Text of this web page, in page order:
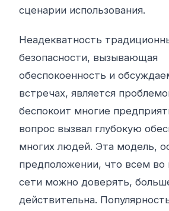
сценарии использования.
Неадекватность
безопасности, вызывающая
обеспокоенность и
встречах, является
беспокоит многие
вопрос вызвал глубокую
многих людей. Эта модель,
предположении, что всем во
сети можно доверять,
действительна.